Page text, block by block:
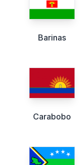
Barinas
Carabobo